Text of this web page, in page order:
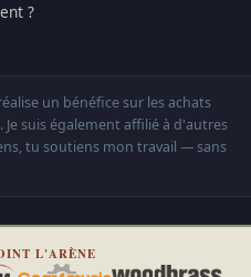
?
un bénéfice sur les achats
suis également affilié à d'autres
tu soutiens mon travail — sans
L'ARÈNE